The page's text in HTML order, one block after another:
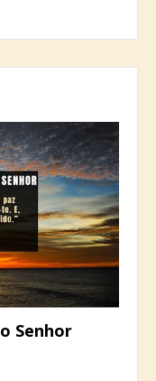
Senhor